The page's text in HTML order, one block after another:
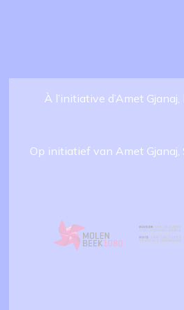
À l’initiative d’Amet
Op initiatief van Amet Gjanaj,